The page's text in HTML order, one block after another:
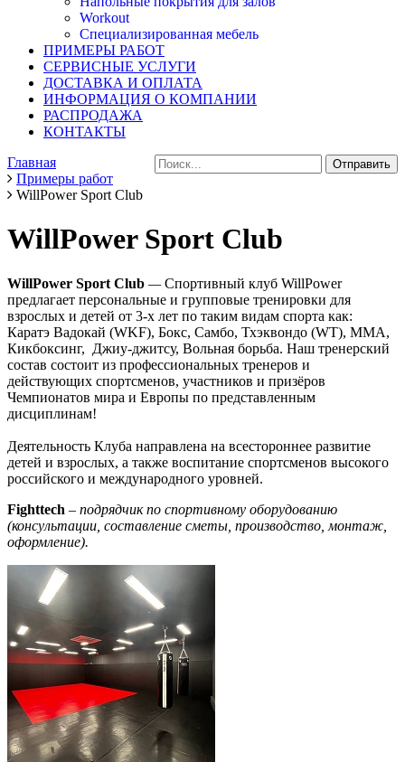
Workout
Специализированная мебель
ПРИМЕРЫ РАБОТ
СЕРВИСНЫЕ УСЛУГИ
ДОСТАВКА И ОПЛАТА
ИНФОРМАЦИЯ О КОМПАНИИ
РАСПРОДАЖА
КОНТАКТЫ
Главная
Примеры работ
WillPower Sport Club
WillPower Sport Club
WillPower Sport Club —Спортивный клуб WillPower
предлагает персональные и групповые тренировки для
взрослых и детей от 3-х лет по таким видам спорта как:
Каратэ Вадокай (WKF), Бокс, Самбо, Тхэквондо (WT), ММА,
Кикбоксинг, Джиу-джитсу, Вольная борьба. Наш тренерский
состав состоит из профессиональных тренеров и
действующих спортсменов, участников и призёров
Чемпионатов мира и Европы по представленным
дисциплинам!
Деятельность Клуба направлена на всестороннее развитие
детей и взрослых, а также воспитание спортсменов высокого
российского и международного уровней.
Fighttech – подрядчик по спортивному оборудованию
(консультации, составление сметы, производство, монтаж,
оформление).